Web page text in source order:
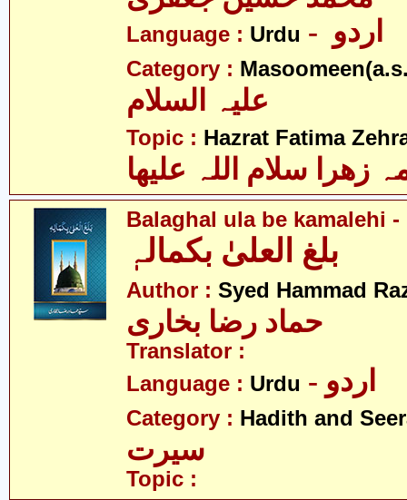
Language : Urdu
Category :
Topic : Hazrat Fatima
زھرا سلام اللہ علیھا
Balaghal ula be kamalehi -
بلغ العلیٰ بکمالہٖ
Author : Syed Hammad
حماد رضا بخاری
Translator :
Language : Urdu - اردو
Category : Hadith and
سیرت
Topic :